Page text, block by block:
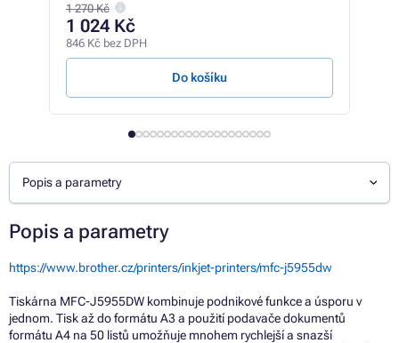
1 270 Kč
1 024 Kč
846 Kč bez DPH
Do košíku
Popis a parametry
Popis a parametry
https://www.brother.cz/printers/inkjet-printers/mfc-j5955dw
Tiskárna MFC-J5955DW kombinuje podnikové funkce a úsporu v
jednom. Tisk až do formátu A3 a použití podavače dokumentů
formátu A4 na 50 listů umožňuje mnohem rychlejší a snazší